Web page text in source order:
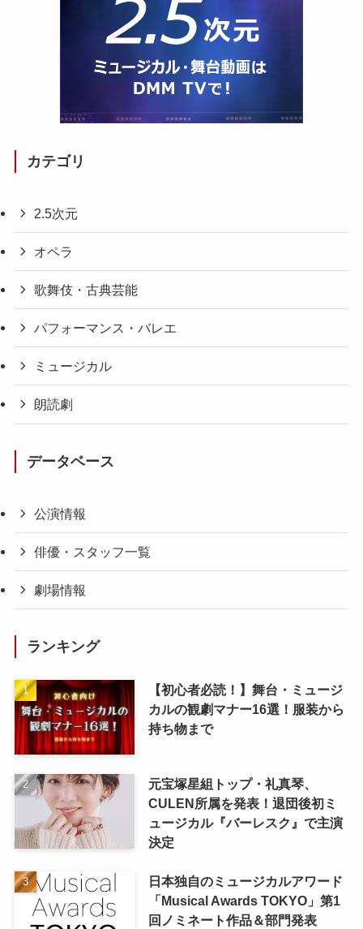
カテゴリ
2.5次元
オペラ
歌舞伎・古典芸能
パフォーマンス・バレエ
ミュージカル
朗読劇
データベース
公演情報
俳優・スタッフ一覧
劇場情報
ランキング
【初心者必読！】舞台・ミュージ
カルの観劇マナー16選！服装から
持ち物まで
元宝塚星組トップ・礼真琴、
CULEN所属を発表！退団後初ミ
ュージカル『バーレスク』で主演
決定
日本独自のミュージカルアワード
「Musical Awards TOKYO」第1
回ノミネート作品＆部門発表